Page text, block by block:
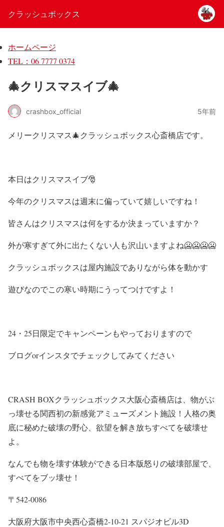
クラッシュボックス
ホームページ
TEL：06 7777 0374
🎄クリスマスイブ🎄
crashbox_official 5年前
メリークリスマス🎄クラッシュボックス心斎橋店です。
本日はクリスマスイブ🎅
今年のクリスマスは週末に偏っていて嬉しいですね！
皆さんはクリスマスは何をするか決まっていますか？
外が寒すぎて外に出たくない人も沢山いますよね🥶🥶🥶🥶
クラッシュボックスは屋内施設でありながら体を動かす
遊びなのでこの寒い時期にうってつけですよ！
24・25日限定でキャンペーンもやっておりますので
ブログorインスタでチェックしてみてください
CRASH BOXクラッシュボックス大阪心斎橋店は、物がぶ
っ壊せる関西初の新感覚アミューズメント施設！人格の奥
底に秘めた破壊の野心、欲望を解き放ちすべてを破壊せ
よ。
なんでも物を壊す体験ができる日本版怒りの破壊部屋で、
すべてをブッ壊せ！
〒542-0086
大阪府大阪市中央西心斎橋2-10-21 スパジオビル3D